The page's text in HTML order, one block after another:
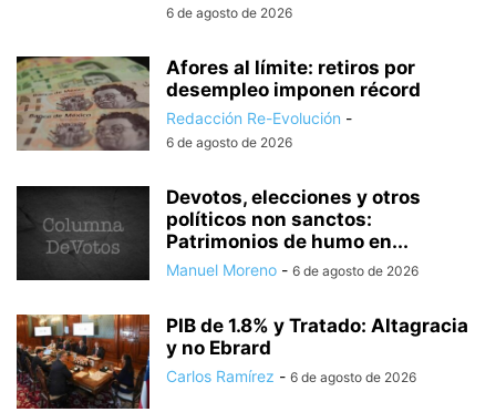
6 de agosto de 2026
Afores al límite: retiros por
desempleo imponen récord
Redacción Re-Evolución -
6 de agosto de 2026
Devotos, elecciones y otros
políticos non sanctos:
Patrimonios de humo en...
Manuel Moreno - 6 de agosto de 2026
PIB de 1.8% y Tratado: Altagracia
y no Ebrard
Carlos Ramírez - 6 de agosto de 2026